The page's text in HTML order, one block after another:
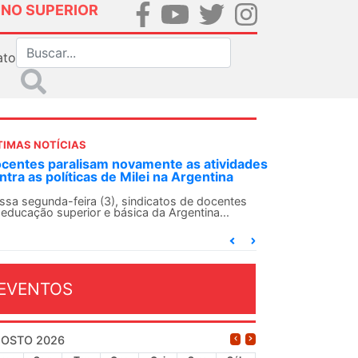
SUPERIOR
NOTÍCIAS
paralisam novamente as atividades
as políticas de Milei na Argentina
segunda-feira (3), sindicatos de docentes
superior e básica da Argentina...
2026